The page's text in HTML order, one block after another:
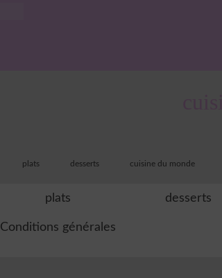
plats desserts cuisine du monde
plats desserts
Conditions générales